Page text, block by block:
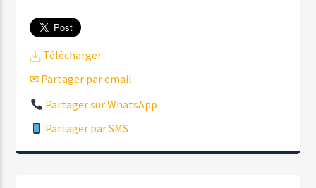
Télécharger
✉ Partager par email
Partager sur WhatsApp
Partager par SMS